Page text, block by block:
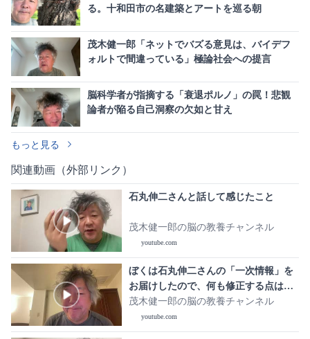
る。十和田市の名建築とアートを巡る朝
茂木健一郎「ネットでバズる意見は、バイデフ
ォルトで間違っている」極論社会への提言
脳科学者が指摘する「衰退ポルノ」の罠！悲観
論者が陥る自己洞察の欠如と甘え
もっと見る
関連動画（外部リンク）
石丸伸二さんと話して感じたこと
茂木健一郎の脳の教養チャンネル
youtube.com
ぼくは石丸伸二さんの「一次情報」を
お届けしたので、何も修正する点はあ
りません。
茂木健一郎の脳の教養チャンネル
youtube.com